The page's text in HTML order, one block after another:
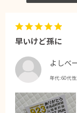
早いけど孫に
よしべ
年代:60代